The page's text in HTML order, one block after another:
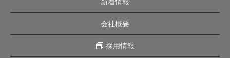
会社概要
採用情報